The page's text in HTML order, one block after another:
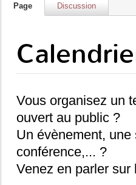
Page Discussion
Vous organisez un
ouvert au public ?
Un évènement,
conférence,... ?
Venez en parler